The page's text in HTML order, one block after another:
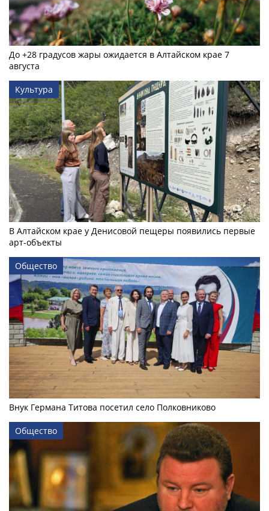
До +28 градусов жары ожидается в Алтайском крае 7
августа
Культура
В Алтайском крае у Денисовой пещеры появились первые
арт-объекты
Общество
Внук Германа Титова посетил село Полковниково
Общество